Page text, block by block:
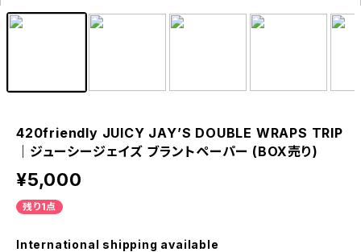
420friendly JUICY JAY’S DOUBLE WRAPS TRIP
｜ジューシージェイズ ブラントペーパー (BOX売り)
¥5,000
残り1点
International shipping available